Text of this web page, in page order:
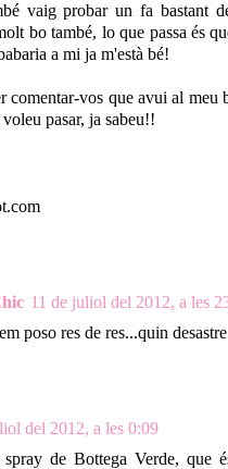
vaig probar un fa bastant
bo també, lo que passa és
a mi ja m'està bé!
comentar-vos que avui al meu
pasar, ja sabeu!!
11 de juliol del 2012, a les
poso res de res...quin
del 2012, a les 0:09
de Bottega Verde, que